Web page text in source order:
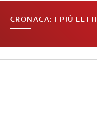
CRONACA: I PIÙ LETTI